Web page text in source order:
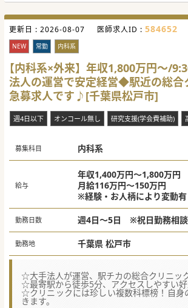
【募集背景】
■坂が多い土地柄から通院困難な高齢者が
域における在宅医療へのニーズが急速に高
■常勤医師を拡充することを目指し、現任
更なる医療の質向上に向けて募集を行ってい
■訪問診療の経験者はもとより、未経験や
科系医師の手厚い受け入れ体制を整えて新
います。
【具体的な医療機関情報】
■開院してから30年程の歴史ある無床診療
リアを限定した丁寧な地域密着型の訪問診
■日祝休みや福利厚生として月5万円の住
内の主要なインターチェンジから10分以内
身の方であっても非常に馴染みやすい組織
更新日 : 2026-08-07 医師求人ID : 584652
NEW 常勤 内科系
【内科系×外来】年収1,800万円～/
法人の運営で安定経営◆駅近の総合
急募求人です♪[千葉県松戸市]
週4日以下 オンコール無し 研究支援(学会費補助)
募集科目 内科系
給与
年収1,400万円～1,800万円
月給116万円～150万円
※経験・お人柄により変動有
勤務日数 週4日～5日 ※祝日勤務相
勤務地 千葉県 松戸市
☆大手法人が運営、駅チカの総合クリニッ
☆最寄駅から徒歩5分、アクセスしやすい好
☆クリニックには珍しい複数科標榜！自身
きます。